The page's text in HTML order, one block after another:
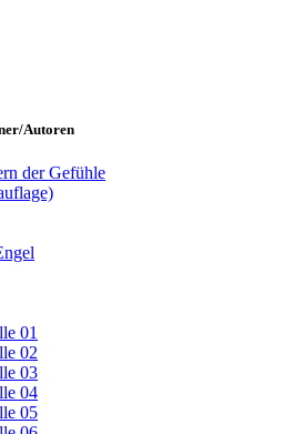
Autoren
der Gefühle
01
02
03
04
05